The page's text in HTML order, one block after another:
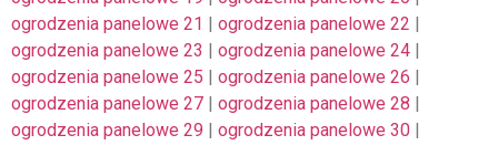
ogrodzenia panelowe 21 | ogrodzenia panelowe 22 |
ogrodzenia panelowe 23 | ogrodzenia panelowe 24 |
ogrodzenia panelowe 25 | ogrodzenia panelowe 26 |
ogrodzenia panelowe 27 | ogrodzenia panelowe 28 |
ogrodzenia panelowe 29 | ogrodzenia panelowe 30 |